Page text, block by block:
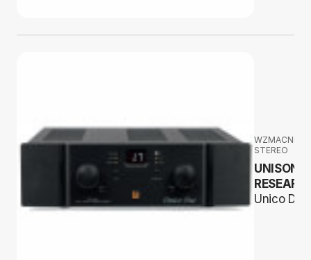
STEREO
UNISON
Unico Due